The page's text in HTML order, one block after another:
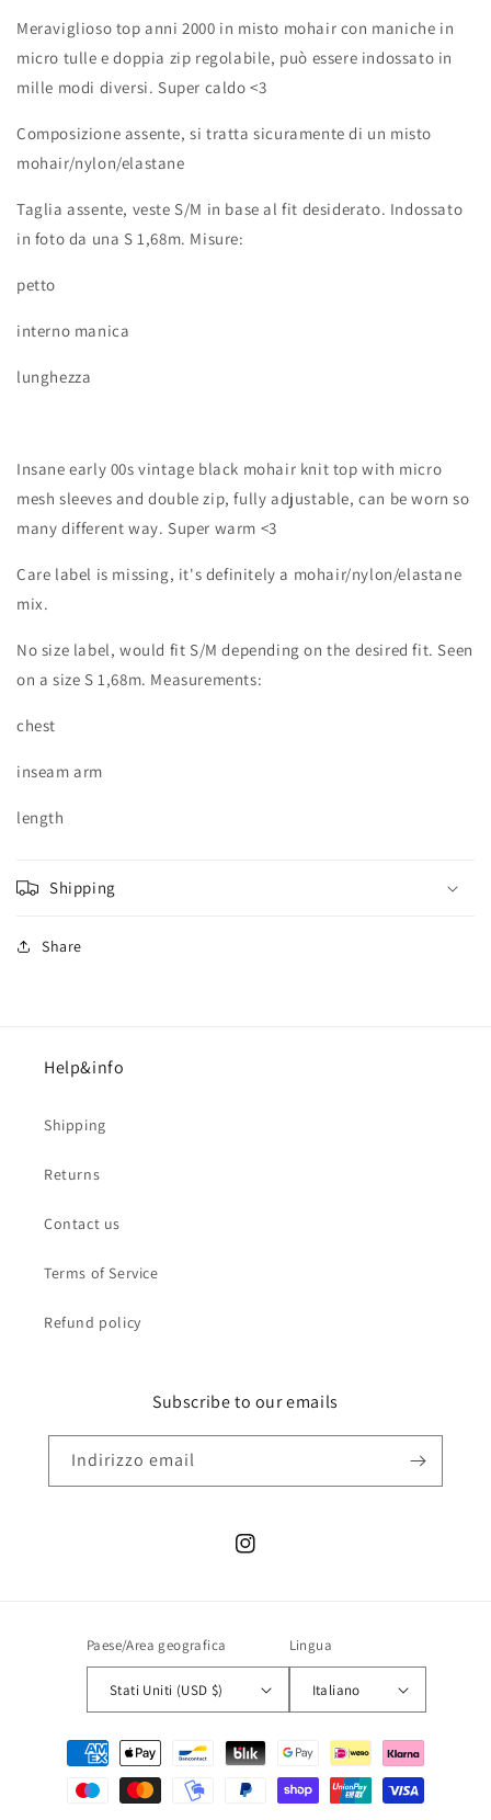
Meraviglioso top anni 2000 in misto mohair con maniche in
micro tulle e doppia zip regolabile, può essere indossato in
mille modi diversi. Super caldo <3
Composizione assente, si tratta sicuramente di un misto
mohair/nylon/elastane
Taglia assente, veste S/M in base al fit desiderato. Indossato
in foto da una S 1,68m. Misure:
petto
interno manica
lunghezza
Insane early 00s vintage black mohair knit top with micro
mesh sleeves and double zip, fully adjustable, can be worn so
many different way. Super warm <3
Care label is missing, it's definitely a mohair/nylon/elastane
mix.
No size label, would fit S/M depending on the desired fit. Seen
on a size S 1,68m. Measurements:
chest
inseam arm
length
Shipping
Share
Help&info
Shipping
Returns
Contact us
Terms of Service
Refund policy
Subscribe to our emails
Indirizzo email
Instagram
Paese/Area geografica
Stati Uniti (USD $)
Lingua
Italiano
Metodi
pagamento